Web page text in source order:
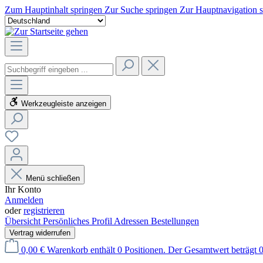
Zum Hauptinhalt springen Zur Suche springen Zur Hauptnavigation
Werkzeugleiste anzeigen
Menü schließen
Ihr Konto
Anmelden
oderregistrieren
Übersicht Persönliches Profil Adressen Bestellungen
Vertrag widerrufen
0,00 € Warenkorb enthält 0 Positionen. Der Gesamtwert beträgt